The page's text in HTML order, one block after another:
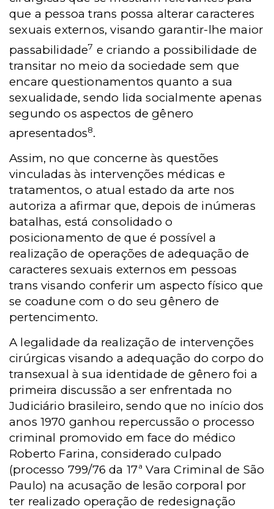
que a pessoa trans possa alterar caracteres
sexuais externos, visando garantir-lhe maior
passabilidade7 e criando a possibilidade de
transitar no meio da sociedade sem que
encare questionamentos quanto a sua
sexualidade, sendo lida socialmente apenas
segundo os aspectos de gênero
apresentados8.
Assim, no que concerne às questões
vinculadas às intervenções médicas e
tratamentos, o atual estado da arte nos
autoriza a afirmar que, depois de inúmeras
batalhas, está consolidado o
posicionamento de que é possível a
realização de operações de adequação de
caracteres sexuais externos em pessoas
trans visando conferir um aspecto físico que
se coadune com o do seu gênero de
pertencimento.
A legalidade da realização de intervenções
cirúrgicas visando a adequação do corpo do
transexual à sua identidade de gênero foi a
primeira discussão a ser enfrentada no
Judiciário brasileiro, sendo que no início dos
anos 1970 ganhou repercussão o processo
criminal promovido em face do médico
Roberto Farina, considerado culpado
(processo 799/76 da 17ª Vara Criminal de São
Paulo) na acusação de lesão corporal por
ter realizado operação de redesignação